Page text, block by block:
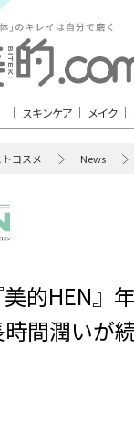
スキンケア メイク
コスメ News
的HEN』
間潤いが